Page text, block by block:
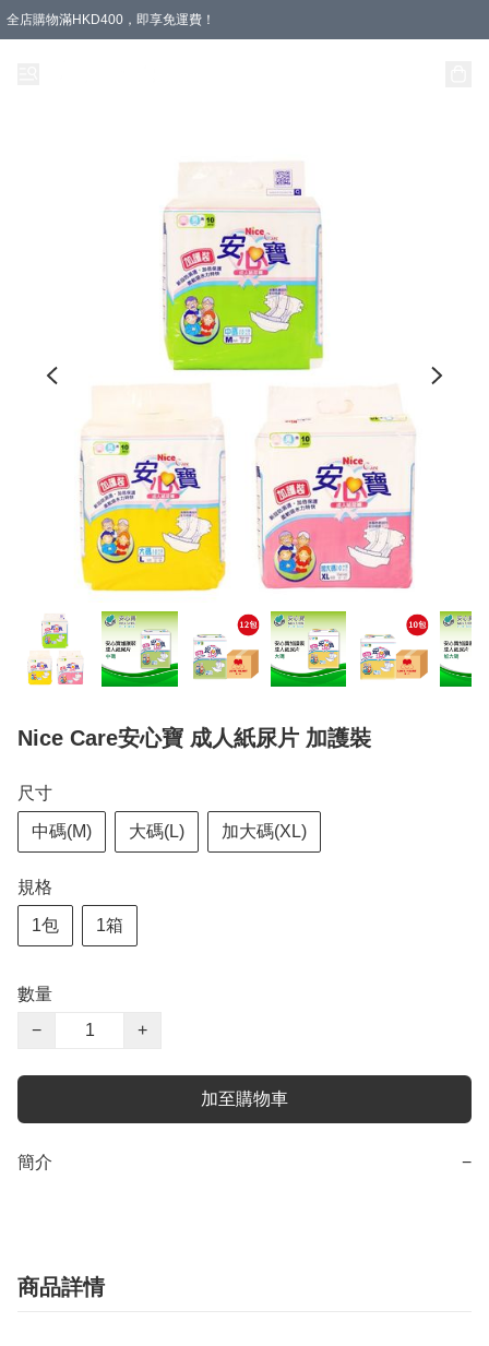
全店購物滿HKD400，即享免運費！
Nice Care安心寶 成人紙尿片 加護裝
尺寸
中碼(M) 大碼(L) 加大碼(XL)
規格
1包 1箱
數量
−
+
加至購物車
簡介 −
商品詳情